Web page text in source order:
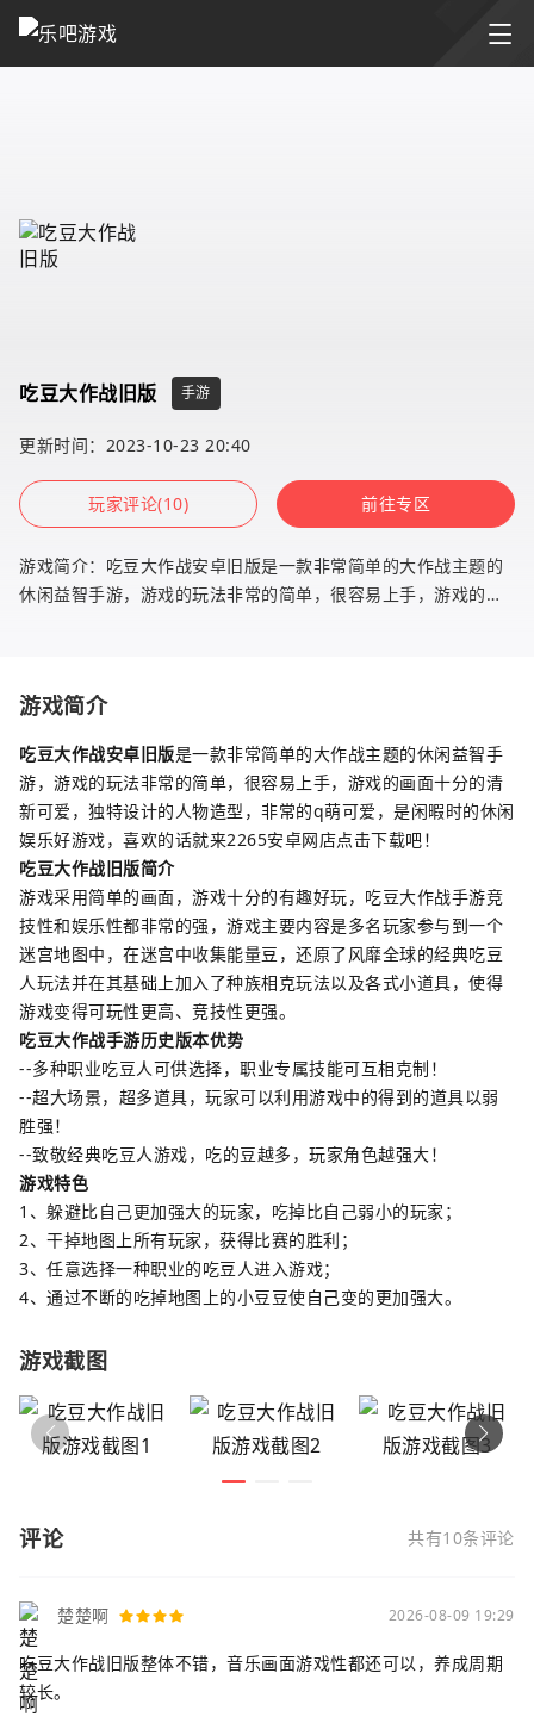
吃豆大作战旧版 手游
更新时间：2023-10-23 20:40
玩家评论(10) 前往专区
游戏简介：吃豆大作战安卓旧版是一款非常简单的大作战主题的
休闲益智手游，游戏的玩法非常的简单，很容易上手，游戏的画
游戏简介
吃豆大作战安卓旧版是一款非常简单的大作战主题的休闲益智手
游，游戏的玩法非常的简单，很容易上手，游戏的画面十分的清
新可爱，独特设计的人物造型，非常的q萌可爱，是闲暇时的休闲
娱乐好游戏，喜欢的话就来2265安卓网店点击下载吧！
吃豆大作战旧版简介
游戏采用简单的画面，游戏十分的有趣好玩，吃豆大作战手游竞
技性和娱乐性都非常的强，游戏主要内容是多名玩家参与到一个
迷宫地图中，在迷宫中收集能量豆，还原了风靡全球的经典吃豆
人玩法并在其基础上加入了种族相克玩法以及各式小道具，使得
游戏变得可玩性更高、竞技性更强。
吃豆大作战手游历史版本优势
--多种职业吃豆人可供选择，职业专属技能可互相克制！
--超大场景，超多道具，玩家可以利用游戏中的得到的道具以弱
胜强！
--致敬经典吃豆人游戏，吃的豆越多，玩家角色越强大！
游戏特色
1、躲避比自己更加强大的玩家，吃掉比自己弱小的玩家；
2、干掉地图上所有玩家，获得比赛的胜利；
3、任意选择一种职业的吃豆人进入游戏；
4、通过不断的吃掉地图上的小豆豆使自己变的更加强大。
游戏截图
评论 共有10条评论
楚楚啊 2026-08-09 19:29
吃豆大作战旧版整体不错，音乐画面游戏性都还可以，养成周期
较长。